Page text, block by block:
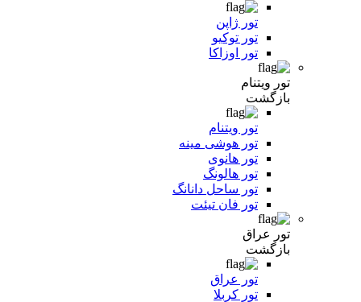
تور ژاپن
تور توکیو
تور اوزاکا
تور ویتنام
بازگشت
تور ویتنام
تور هوشی مینه
تور هانوی
تور هالونگ
تور ساحل دانانگ
تور فان تیئت
تور عراق
بازگشت
تور عراق
تور کربلا